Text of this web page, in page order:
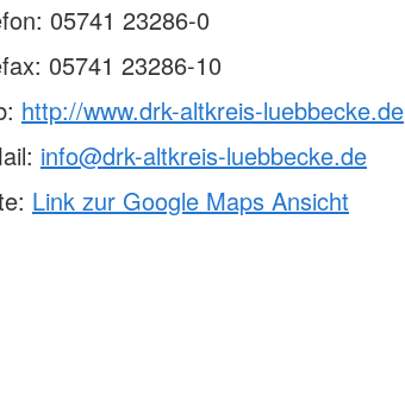
05741 23286-0
05741 23286-10
http://www.drk-altkreis-luebbecke.de
info@drk-altkreis-luebbecke.de
Link zur Google Maps Ansicht